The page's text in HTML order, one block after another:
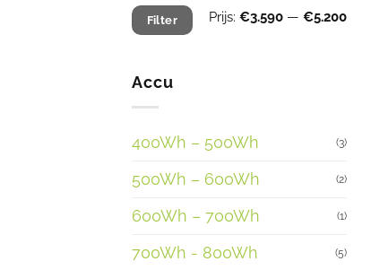
Min.
prijs
Max.
prijsFilter Prijs: €3.590 — €5.200
Accu
400Wh – 500Wh (3)
500Wh – 600Wh (2)
600Wh – 700Wh (1)
700Wh - 800Wh (5)